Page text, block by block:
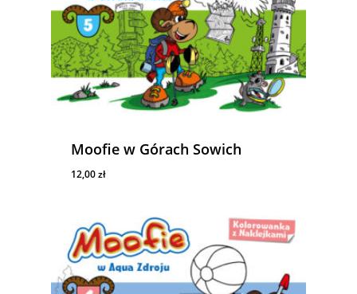
Moofie w Górach Sowich
12,00zł